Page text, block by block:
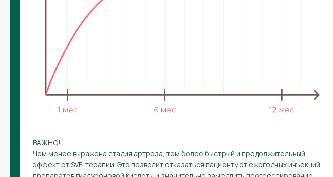
ВАЖНО!
Чем менее выражена стадия артроза, тем более быстрый и продолжительный
эффект от SVF-терапии. Это позволит отказаться пациенту от ежегодных инъекций